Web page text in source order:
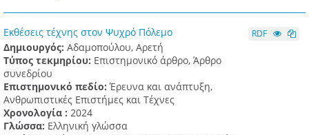
Εκθέσεις τέχνης στον Ψυχρό Πόλεμο
Δημιουργός: Αδαμοπούλου, Αρετή
Τύπος τεκμηρίου: Επιστημονικό άρθρο, Άρθρο
συνεδρίου
Επιστημονικό πεδίο:Έρευνα και ανάπτυξη,
Ανθρωπιστικές Επιστήμες και Τέχνες
Χρονολογία : 2024
Γλώσσα: Ελληνική γλώσσα
RDF